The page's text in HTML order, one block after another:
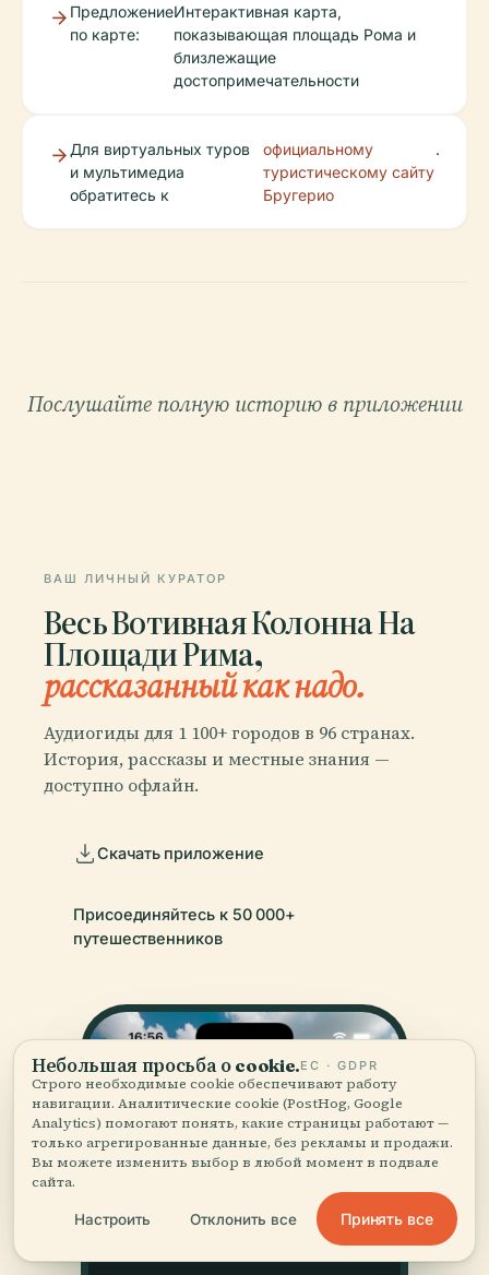
Предложение
по карте:
Интерактивная карта,
показывающая площадь Рома и
близлежащие
достопримечательности
Для виртуальных туров
и мультимедиа
обратитесь к
официальному
туристическому сайту
Бругерио
.
Послушайте полную историю в приложении
ВАШ ЛИЧНЫЙ КУРАТОР
Весь Вотивная Колонна На
Площади Рима,
рассказанный как надо.
Аудиогиды для 1 100+ городов в 96 странах.
История, рассказы и местные знания —
доступно офлайн.
Скачать приложение
Присоединяйтесь к 50 000+
путешественников
Небольшая просьба о cookie.ЕС · GDPR
Строго необходимые cookie обеспечивают работу
навигации. Аналитические cookie (PostHog, Google
Analytics) помогают понять, какие страницы работают —
только агрегированные данные, без рекламы и продажи.
Вы можете изменить выбор в любой момент в подвале
сайта.
Настроить Отклонить все Принять все